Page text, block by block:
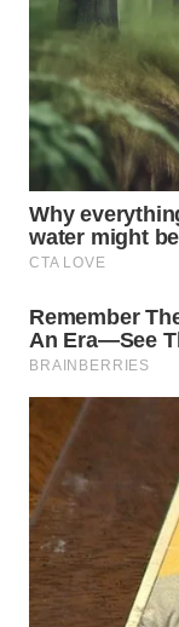
WAHANANEWS
ID
WAHANANEWS
CO ID
WAHANANEWS
WAHANA
SPORT
WAHANA
UMKM
WAHANA
SELEB
WAHANA